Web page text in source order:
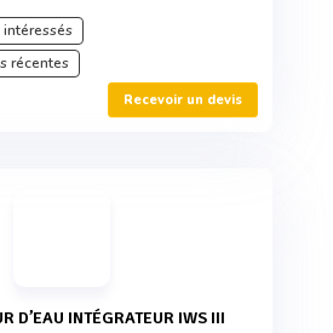
récentes
Recevoir un devis
D’EAU INTÉGRATEUR IWS III